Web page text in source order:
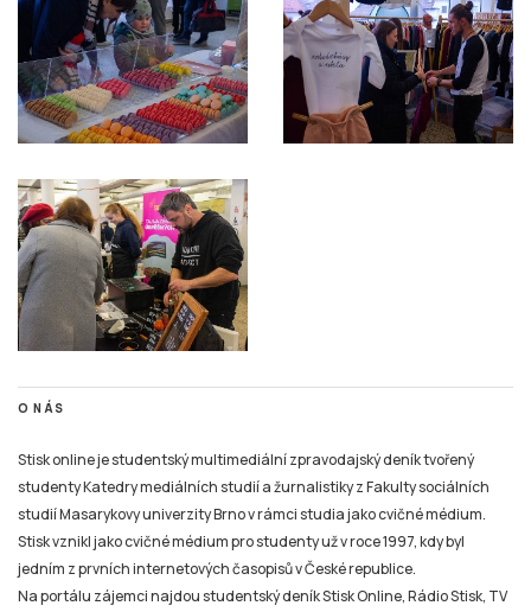
O NÁS
Stisk online je studentský multimediální zpravodajský deník tvořený
studenty Katedry mediálních studií a žurnalistiky z Fakulty sociálních
studií Masarykovy univerzity Brno v rámci studia jako cvičné médium.
Stisk vznikl jako cvičné médium pro studenty už v roce 1997, kdy byl
jedním z prvních internetových časopisů v České republice.
Na portálu zájemci najdou studentský deník Stisk Online, Rádio Stisk, TV